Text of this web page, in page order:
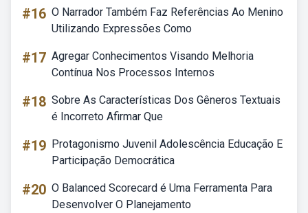
#16 O Narrador Também Faz Referências Ao Menino
Utilizando Expressões Como
#17 Agregar Conhecimentos Visando Melhoria
Contínua Nos Processos Internos
#18 Sobre As Características Dos Gêneros Textuais
é Incorreto Afirmar Que
#19 Protagonismo Juvenil Adolescência Educação E
Participação Democrática
#20 O Balanced Scorecard é Uma Ferramenta Para
Desenvolver O Planejamento